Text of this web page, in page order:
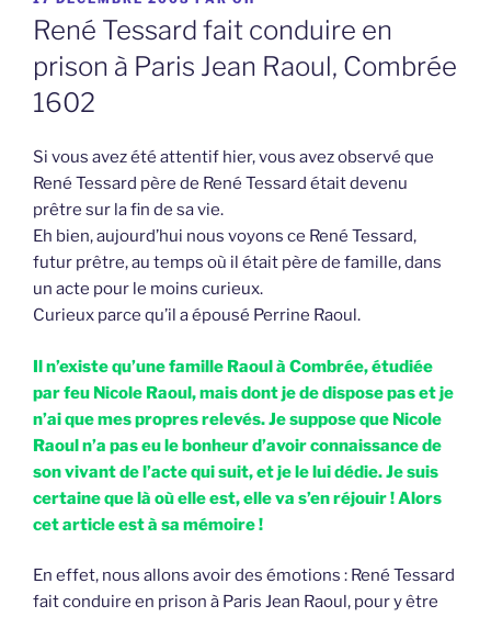
LE
René Tessard fait conduire en
prison à Paris Jean Raoul, Combrée
1602
Si vous avez été attentif hier, vous avez observé que
René Tessard père de René Tessard était devenu
prêtre sur la fin de sa vie.
Eh bien, aujourd’hui nous voyons ce René Tessard,
futur prêtre, au temps où il était père de famille, dans
un acte pour le moins curieux.
Curieux parce qu’il a épousé Perrine Raoul.
Il n’existe qu’une famille Raoul à Combrée, étudiée
par feu Nicole Raoul, mais dont je de dispose pas et je
n’ai que mes propres relevés. Je suppose que Nicole
Raoul n’a pas eu le bonheur d’avoir connaissance de
son vivant de l’acte qui suit, et je le lui dédie. Je suis
certaine que là où elle est, elle va s’en réjouir ! Alors
cet article est à sa mémoire !
En effet, nous allons avoir des émotions : René Tessard
fait conduire en prison à Paris Jean Raoul, pour y être